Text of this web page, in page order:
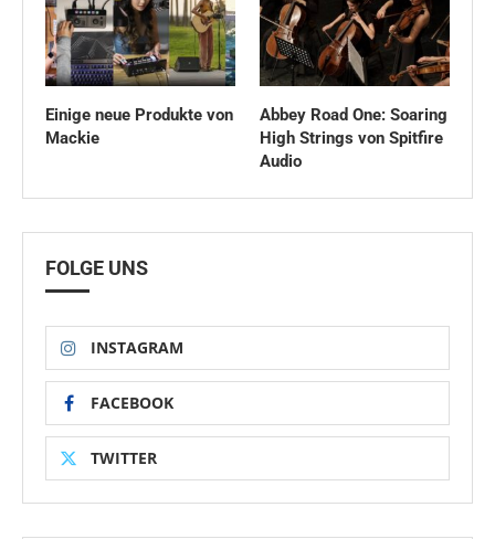
Einige neue Produkte von
Mackie
Abbey Road One: Soaring
High Strings von Spitfire
Audio
FOLGE UNS
INSTAGRAM
FACEBOOK
TWITTER